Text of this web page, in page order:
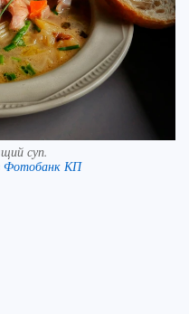
суп.
Фотобанк КП